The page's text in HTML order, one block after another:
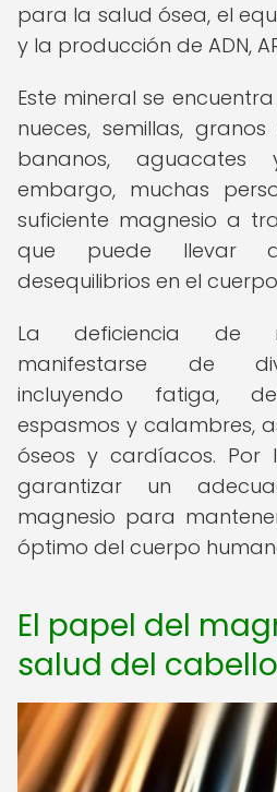
para la salud ósea, el
y la producción de ADN,
Este mineral se
nueces, semillas,
bananos, aguacates
embargo, muchas
suficiente magnesio a
que puede llevar
desequilibrios en el
La deficiencia de
manifestarse de
incluyendo fatiga,
espasmos y calambres,
óseos y cardíacos. Por
garantizar un
magnesio para
óptimo del cuerpo
El papel del
salud del cabello